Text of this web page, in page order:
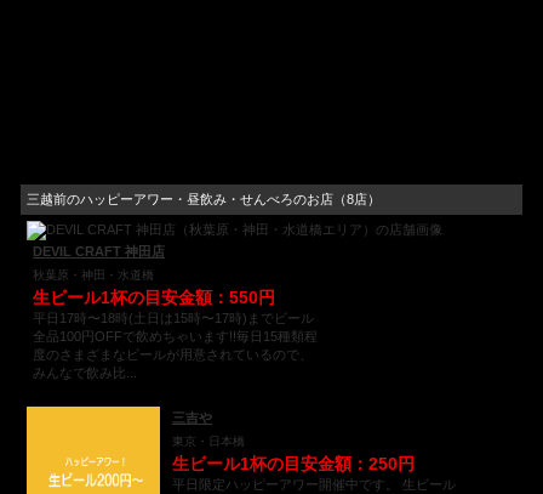
三越前のハッピーアワー・昼飲み・せんべろのお店（8店）
DEVIL CRAFT 神田店
秋葉原・神田・水道橋
生ビール1杯の目安金額：550円
平日17時〜18時(土日は15時〜17時)までビール
全品100円OFFで飲めちゃいます!!毎日15種類程
度のさまざまなビールが用意されているので、
みんなで飲み比...
三吉や
東京・日本橋
生ビール1杯の目安金額：250円
平日限定ハッピーアワー開催中です。 生ビール